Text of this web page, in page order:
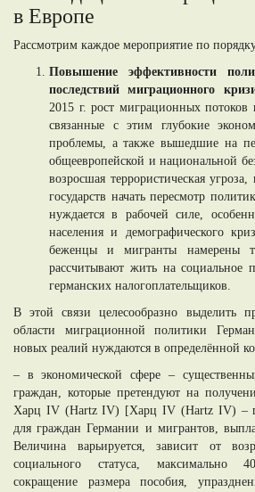
в Европе
Рассмотрим каждое мероприятие по
Повышение эффективности
последствий миграционного
2015 г. рост миграционных потоков
связанные с этим глубокие
проблемы, а также вышедшие на
общеевропейской и национальной
возросшая террористическая
государств начать пересмотр
нуждается в рабочей силе,
населения и демографического
беженцы и мигранты намерены
рассчитывают жить на социальное
германских налогоплательщиков.
В этой связи целесообразно выделить
области миграционной политики
новых реалий нуждаются в определённой
– в экономической сфере –
граждан, которые претендуют на
Харц IV (Hartz IV) [Харц IV (Hartz IV) –
для граждан Германии и мигрантов,
Величина варьируется, зависит от
социального статуса, максимально
сокращение размера пособия,